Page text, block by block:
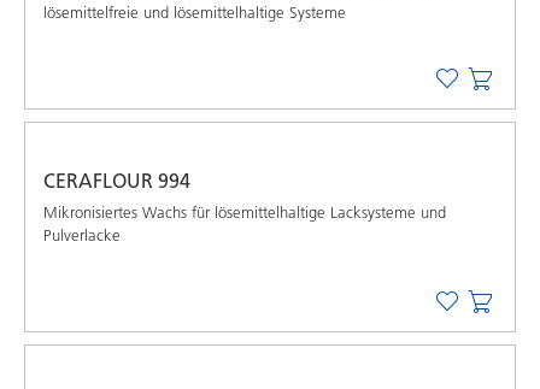
lösemittelfreie und lösemittelhaltige Systeme
CERAFLOUR 994
Mikronisiertes Wachs für lösemittelhaltige Lacksysteme und
Pulverlacke